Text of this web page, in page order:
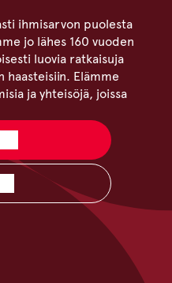
ihmisarvon puolesta
jo lähes 160 vuoden
luovia ratkaisuja
haasteisiin. Elämme
ja yhteisöjä, joissa